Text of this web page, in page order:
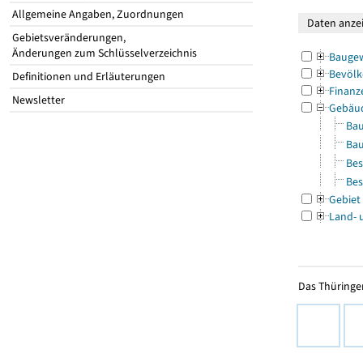
Allgemeine Angaben, Zuordnungen
Gebietsveränderungen,
Änderungen zum Schlüsselverzeichnis
Definitionen und Erläuterungen
Newsletter
Gebiet
Land-
Das